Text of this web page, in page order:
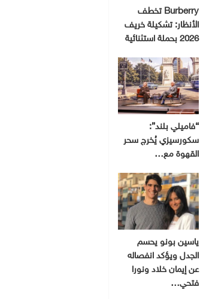
Burberry تخطف
الأنظار: تشكيلة خريف
2026 بحملة استثنائية
“فاميلي بلند”:
سكورسيزي يُخرج سحر
القهوة مع…
ياسين بونو يحسم
الجدل ويؤكد انفصاله
عن إيمان خلاد ونورا
فتحي…